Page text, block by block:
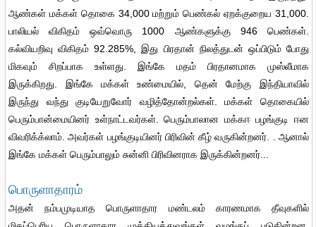
ஆண்கள் மக்கள் தொகை 34,000 மற்றும் பெண்கல் ஏறக்குறைய 31,000.
பாலியல் விகிதம் ஒவ்வொரு 1000 ஆண்களுக்கு 946 பெண்கள்.
கல்வியறிவு விகிதம் 92.285%, இது பிரதான் நிலத்துடன் ஒப்பிடும் போது
மிகவும் சிறப்பாக உள்ளது. இங்கே மதம் பிரதானமாக முஸ்லீமாக
இருக்கிறது. இங்கே மக்கள் உண்மையில், தென் மேற்கு இந்தியாவில்
இருந்து வந்து குடியேறுவோர் வழித்தோன்றல்கள். மக்கள் தொகையில்
பெரும்பான்மையினர் உள்நாட்டவர்கள். பெரும்பாலான மக்கஈ பழங்குடி ஈன
விவரிக்க்லாம். அவர்கள் பழங்குடியினர் பிரிவின் கீழ் வருகின்றனர். . ஆனால்
இங்கே மக்கள் பெரும்பாலும் சுன்னி பிரிவினராக இருக்கின்றனர்...
பொருளாதாரம்
அதன் நம்பமுடியாத பொருளாதார மண்டலம் காரணமாக தீவுகளில்